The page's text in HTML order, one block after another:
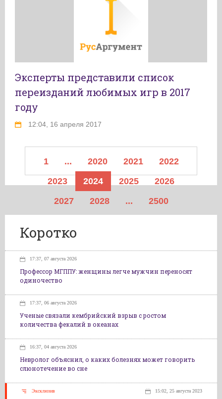
Эксперты представили список
переизданий любимых игр в 2017
году
12:04, 16 апреля 2017
1 ... 2020 2021
2022
2023
2024 2025
2026
2027
2028 ... 2500
Коротко
17:37, 07 августа 2026
Профессор МГППУ: женщины легче мужчин переносят
одиночество
17:37, 06 августа 2026
Ученые связали кембрийский взрыв с ростом
количества фекалий в океанах
16:37, 04 августа 2026
Невролог объяснил, о каких болезнях может говорить
слюнотечение во сне
Эксклюзив 15:02, 25 августа 2023